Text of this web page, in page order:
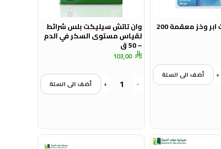
سينجل ليت ابر وخز معقمة 200
+ أضف الى السلة
وان تاتش سيليكت بلس شرائط
لقياس مستوى السكر في الدم
– 50 ق
103,00
-
+ أضف الى السلة